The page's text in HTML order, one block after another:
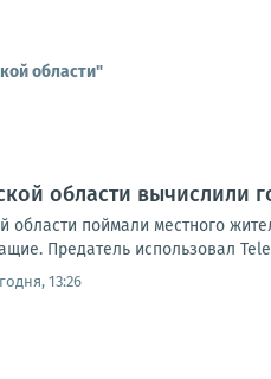
области"
области вычислили
области поймали местного
Предатель использовал
13:26